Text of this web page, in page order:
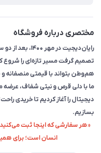
مختصری درباره فروشگاه
رایان‌دیجیت در
تصمیم گرفت مسیر تازه‌ای را
هم‌وطن بتواند با قیمتی منصفانه
ما با دلی قرص و نیتی شفاف، عرضه
دیجیتال را آغاز کردیم تا خریدی
بسازیم.
«هر سفارشی که اینجا ثبت
انسان است؛ برای